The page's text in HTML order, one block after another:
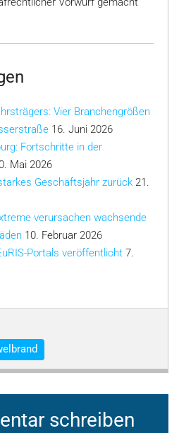
Vier Branchengrößen
16. Juni 2026
Fortschritte in der
Mai 2026
Geschäftsjahr zurück 21.
verursachen wachsende
10. Februar 2026
Portals veröffentlicht 7.
schreiben